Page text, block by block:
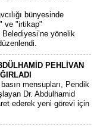
bünyesinde
ve "irtikap"
yönelik
PEHLİVAN
mensupları, Pendik
Dr. Abdulhamid
ederek yeni görevi için